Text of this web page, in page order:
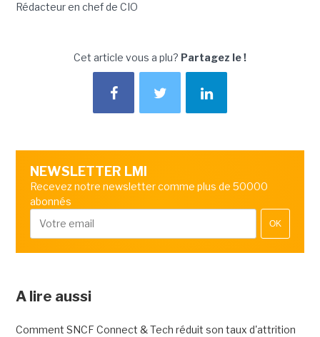
Rédacteur en chef de CIO
Cet article vous a plu? Partagez le !
NEWSLETTER LMI
Recevez notre newsletter comme plus de 50000
abonnés
OK
A lire aussi
Comment SNCF Connect & Tech réduit son taux d'attrition